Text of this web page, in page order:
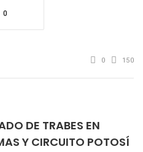
0
0 150
DE TRABES EN
Y CIRCUITO POTOSÍ